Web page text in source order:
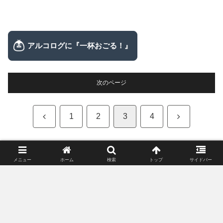
次のページ
前
へ
1 2 3 4 次
へ
【お猪口・ぐい呑み】売れ筋ランキング
メニュー ホーム 検索 トップ サイドバー